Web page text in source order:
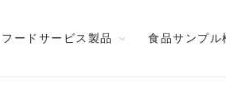
フードサービス製品 食品サンプル